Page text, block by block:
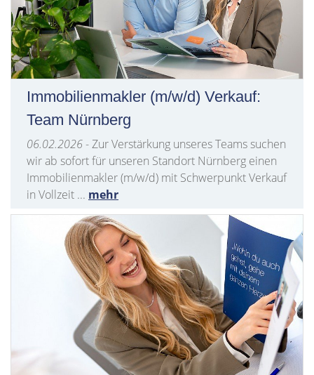
Immobilienmakler (m/w/d) Verkauf:
Team Nürnberg
06.02.2026- Zur Verstärkung unseres Teams suchen
wir ab sofort für unseren Standort Nürnberg einen
Immobilienmakler (m/w/d) mit Schwerpunkt Verkauf
in Vollzeit ... mehr